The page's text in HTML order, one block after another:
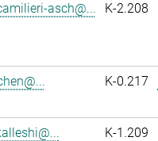
asch@... K-2.208
K-0.217
K-1.209